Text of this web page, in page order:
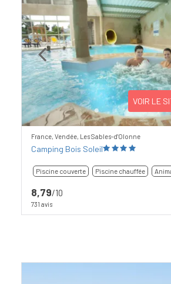
Previous
VOIR LE
France, Vendée, Les Sables-d'Olonne
Camping Bois Soleil
Piscine couverte Piscine chauffée
8,79/10
731 avis